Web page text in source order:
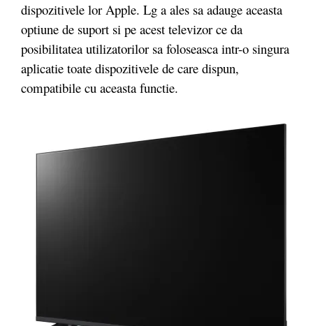
dispozitivele lor Apple. Lg a ales sa adauge aceasta
optiune de suport si pe acest televizor ce da
posibilitatea utilizatorilor sa foloseasca intr-o singura
aplicatie toate dispozitivele de care dispun,
compatibile cu aceasta functie.